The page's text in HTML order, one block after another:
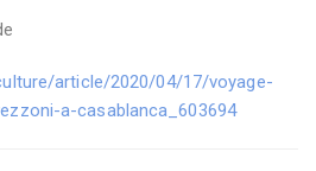
article/2020/04/17/voyage-
a-casablanca_603694